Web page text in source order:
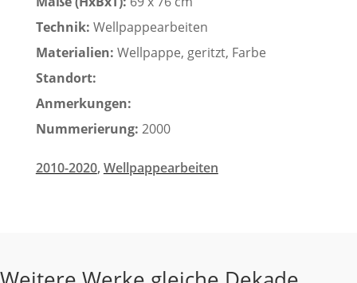
Technik: Wellpappearbeiten
Materialien: Wellpappe, geritzt, Farbe
Standort:
Anmerkungen:
Nummerierung: 2000
2010-2020, Wellpappearbeiten